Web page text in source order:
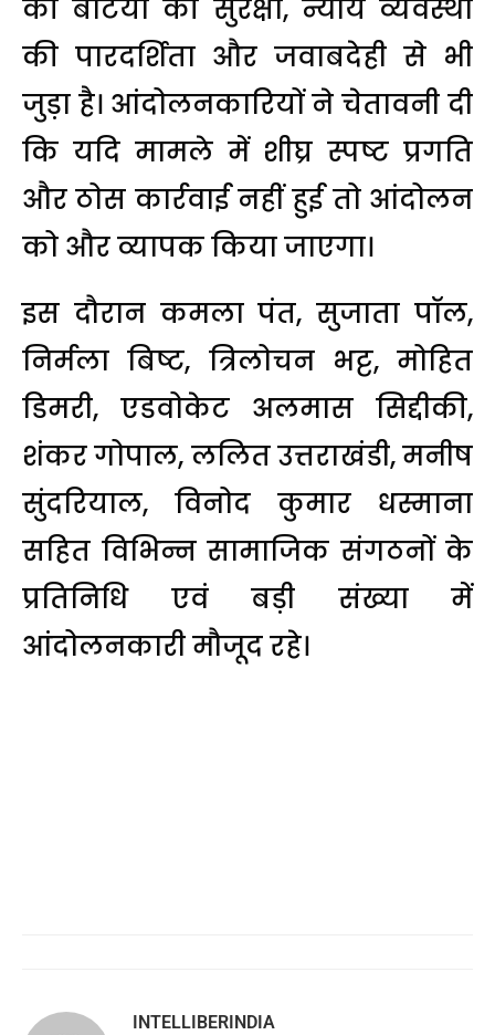
की बेटियों की सुरक्षा, न्याय व्यवस्था
की पारदर्शिता और जवाबदेही से भी
जुड़ा है। आंदोलनकारियों ने चेतावनी दी
कि यदि मामले में शीघ्र स्पष्ट प्रगति
और ठोस कार्रवाई नहीं हुई तो आंदोलन
को और व्यापक किया जाएगा।
इस दौरान कमला पंत, सुजाता पॉल,
निर्मला बिष्ट, त्रिलोचन भट्ट, मोहित
डिमरी, एडवोकेट अलमास सिद्दीकी,
शंकर गोपाल, ललित उत्तराखंडी, मनीष
सुंदरियाल, विनोद कुमार धस्माना
सहित विभिन्न सामाजिक संगठनों के
प्रतिनिधि एवं बड़ी संख्या में
आंदोलनकारी मौजूद रहे।
INTELLIBERINDIA